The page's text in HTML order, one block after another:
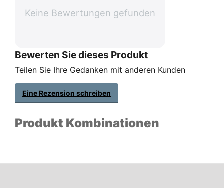
Keine Bewertungen gefunden
Bewerten Sie dieses Produkt
Teilen Sie Ihre Gedanken mit anderen Kunden
Eine Rezension schreiben
Produkt Kombinationen